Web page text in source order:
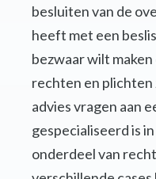
besluiten van de
heeft met een
bezwaar wilt
rechten en plichten
advies vragen aan
gespecialiseerd is
onderdeel van